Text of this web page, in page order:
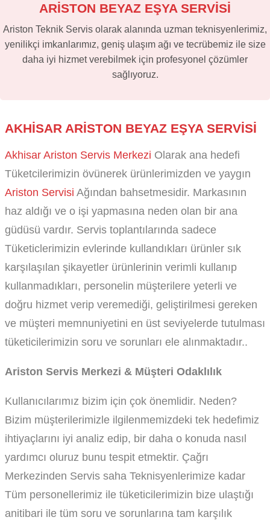
ARİSTON BEYAZ EŞYA SERVİSİ
Ariston Teknik Servis olarak alanında uzman teknisyenlerimiz,
yenilikçi imkanlarımız, geniş ulaşım ağı ve tecrübemiz ile size
daha iyi hizmet verebilmek için profesyonel çözümler
sağlıyoruz.
AKHISAR ARISTON BEYAZ EŞYA SERVISI
Akhisar Ariston Servis Merkezi Olarak ana hedefi
Tüketcilerimizin övünerek ürünlerimizden ve yaygın
Ariston Servisi Ağından bahsetmesidir. Markasının
haz aldığı ve o işi yapmasına neden olan bir ana
güdüsü vardır. Servis toplantılarında sadece
Tüketiclerimizin evlerinde kullandıkları ürünler sık
karşılaşılan şikayetler ürünlerinin verimli kullanıp
kullanmadıkları, personelin müşterilere yeterli ve
doğru hizmet verip veremediği, geliştirilmesi gereken
ve müşteri memnuniyetini en üst seviyelerde tutulması
tüketicilerimizin soru ve sorunları ele alınmaktadır..
Ariston Servis Merkezi & Müşteri Odaklılık
Kullanıcılarımız bizim için çok önemlidir. Neden?
Bizim müşterilerimizle ilgilenmemizdeki tek hedefimiz
ihtiyaçlarını iyi analiz edip, bir daha o konuda nasıl
yardımcı oluruz bunu tespit etmektir. Çağrı
Merkezinden Servis saha Teknisyenlerimize kadar
Tüm personellerimiz ile tüketicilerimizin bize ulaştığı
anitibari ile tüm soru ve sorunlarına tam karşılık